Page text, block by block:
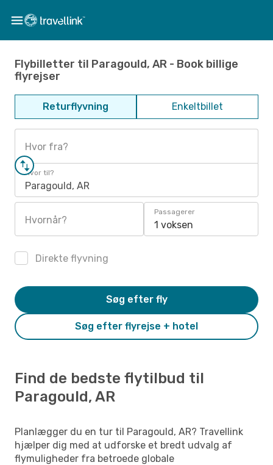
Flybilletter til Paragould, AR - Book billige
flyrejser
Returflyvning Enkeltbillet
Hvor fra?
Hvor til?
Paragould, AR
Hvornår?
Passagerer
1 voksen
Direkte flyvning
Søg efter flyrejse + hotel
Søg efter fly
Find de bedste flytilbud til
Paragould, AR
Planlægger du en tur til Paragould, AR? Travellink
hjælper dig med at udforske et bredt udvalg af
flymuligheder fra betroede globale